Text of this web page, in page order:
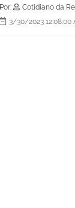
Por:
Cotidiano da
3/30/2023 12:08:00